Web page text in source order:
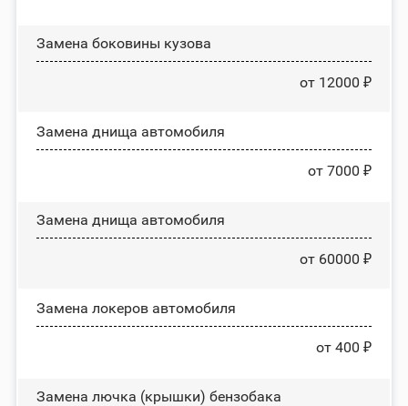
Замена боковины кузова
от 12000 ₽
Замена днища автомобиля
от 7000 ₽
Замена днища автомобиля
от 60000 ₽
Замена лoĸepoв автомобиля
от 400 ₽
Замена лючка (крышки) бензобака